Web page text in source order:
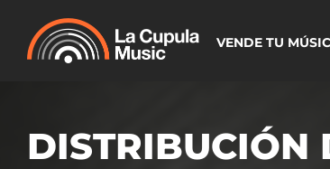
VENDE TU
DISTRIBUCIÓN